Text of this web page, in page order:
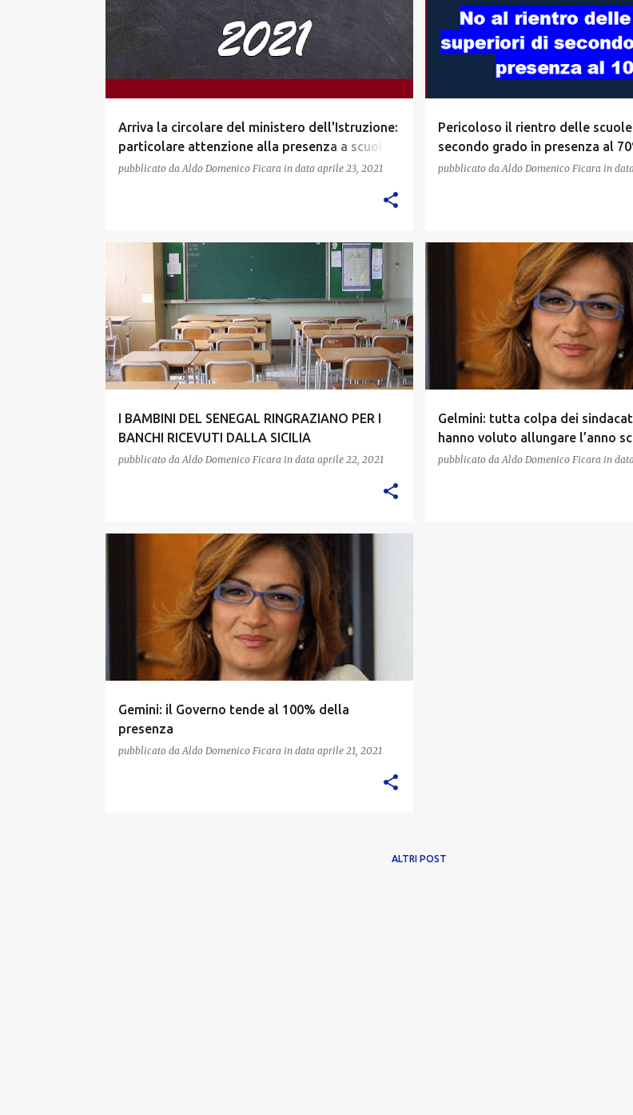
Arriva la circolare del ministero dell'Istruzione:
particolare attenzione alla presenza a scuola
delle ultime classi
pubblicato da Aldo Domenico Ficara in data aprile 23, 2021
Pericoloso il rientro delle
secondo grado in presenza al
pubblicato da Aldo Domenico Ficara in data
I BAMBINI DEL SENEGAL RINGRAZIANO PER I
BANCHI RICEVUTI DALLA SICILIA
pubblicato da Aldo Domenico Ficara in data aprile 22, 2021
Gelmini: tutta colpa dei
hanno voluto allungare l’anno
pubblicato da Aldo Domenico Ficara in data
Gemini: il Governo tende al 100% della
presenza
pubblicato da Aldo Domenico Ficara in data aprile 21, 2021
ALTRI POST